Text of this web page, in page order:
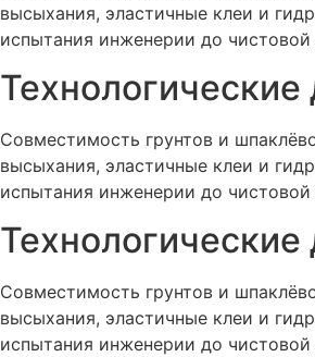
высыхания, эластичные клеи и
испытания инженерии до чистовой
Технологические
Совместимость грунтов и
высыхания, эластичные клеи и
испытания инженерии до чистовой
Технологические
Совместимость грунтов и
высыхания, эластичные клеи и
испытания инженерии до чистовой